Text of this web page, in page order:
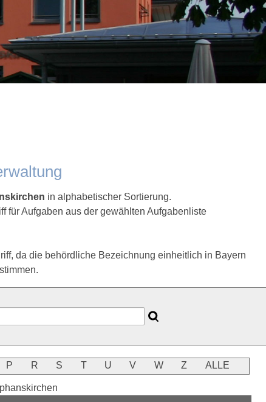
in alphabetischer Sortierung.
für Aufgaben aus der gewählten Aufgabenliste
da die behördliche Bezeichnung einheitlich in Bayern
P R S T U V W Z ALLE